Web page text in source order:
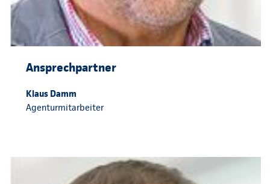
Ansprechpartner
Klaus Damm
Agenturmitarbeiter